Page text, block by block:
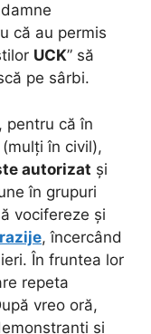
că au permis
UCK” să
pe sârbi.
pentru că în
(mulți în civil),
autorizat și
în grupuri
vocifereze și
, încercând
În fruntea lor
repeta
vreo oră,
și